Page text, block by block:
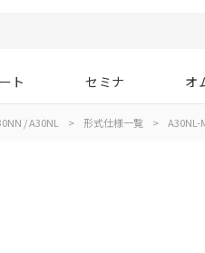
ト セミナ オ
/ A30NL > 形式仕様一覧 > A30NL-